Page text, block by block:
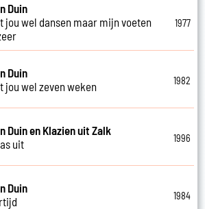
Duin
jou wel dansen maar mijn voeten
1977
Duin
jou wel zeven weken
1982
Duin en Klazien uit Zalk
uit
1996
Duin
1984